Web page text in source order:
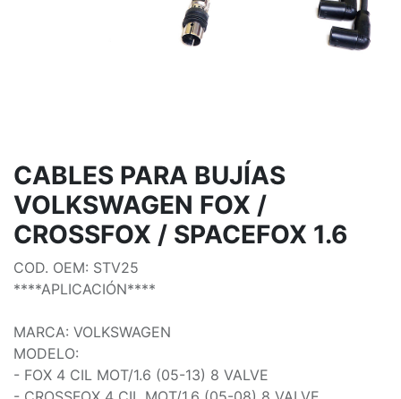
CABLES PARA BUJÍAS
VOLKSWAGEN FOX /
CROSSFOX / SPACEFOX 1.6
COD. OEM: STV25
****APLICACIÓN****
MARCA: VOLKSWAGEN
MODELO:
- FOX 4 CIL MOT/1.6 (05-13) 8 VALVE